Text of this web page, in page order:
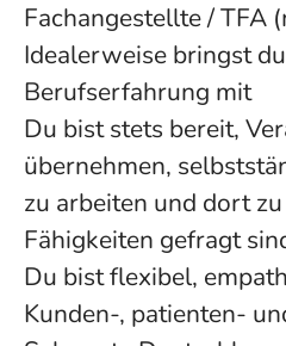
Fachangestellte / TFA
Idealerweise bringst
Berufserfahrung mit
Du bist stets bereit,
übernehmen,
zu arbeiten und dort
Fähigkeiten gefragt
Du bist flexibel,
Kunden-, patienten-